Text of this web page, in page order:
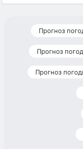
Прогноз
Прогноз
Прогноз